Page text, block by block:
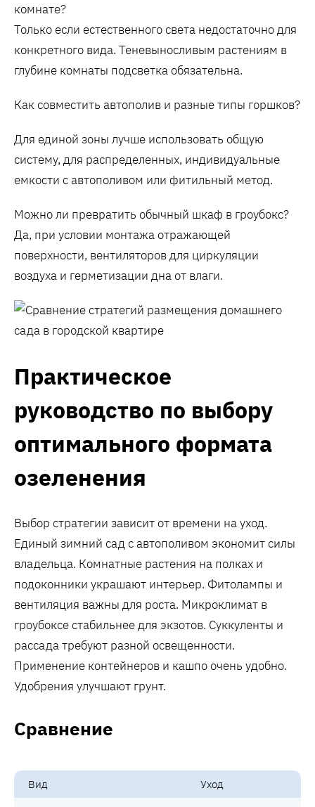
комнате?
Только если естественного света недостаточно для
конкретного вида. Теневыносливым растениям в
глубине комнаты подсветка обязательна.
Как совместить автополив и разные типы горшков?
Для единой зоны лучше использовать общую
систему, для распределенных, индивидуальные
емкости с автополивом или фитильный метод.
Можно ли превратить обычный шкаф в гроубокс?
Да, при условии монтажа отражающей
поверхности, вентиляторов для циркуляции
воздуха и герметизации дна от влаги.
Практическое
руководство по выбору
оптимального формата
озеленения
Выбор стратегии зависит от времени на уход.
Единый зимний сад с автополивом экономит силы
владельца. Комнатные растения на полках и
подоконники украшают интерьер. Фитолампы и
вентиляция важны для роста. Микроклимат в
гроубоксе стабильнее для экзотов. Суккуленты и
рассада требуют разной освещенности.
Применение контейнеров и кашпо очень удобно.
Удобрения улучшают грунт.
Сравнение
Вид Уход